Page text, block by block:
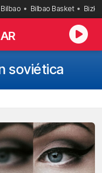
Bilbao Bilbao Basket
soviética